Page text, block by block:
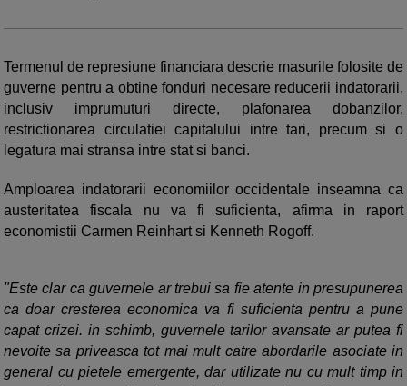
Termenul de represiune financiara descrie masurile folosite de
guverne pentru a obtine fonduri necesare reducerii indatorarii,
inclusiv imprumuturi directe, plafonarea dobanzilor,
restrictionarea circulatiei capitalului intre tari, precum si o
legatura mai stransa intre stat si banci.
Amploarea indatorarii economiilor occidentale inseamna ca
austeritatea fiscala nu va fi suficienta, afirma in raport
economistii Carmen Reinhart si Kenneth Rogoff.
"Este clar ca guvernele ar trebui sa fie atente in presupunerea
ca doar cresterea economica va fi suficienta pentru a pune
capat crizei. in schimb, guvernele tarilor avansate ar putea fi
nevoite sa priveasca tot mai mult catre abordarile asociate in
general cu pietele emergente, dar utilizate nu cu mult timp in